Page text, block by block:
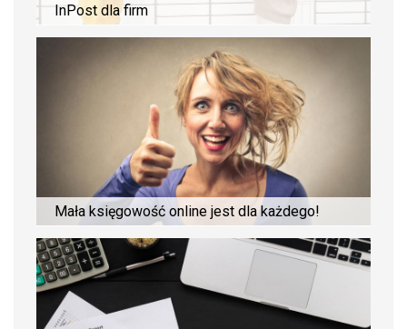
InPost dla firm
Mała księgowość online jest dla każdego!